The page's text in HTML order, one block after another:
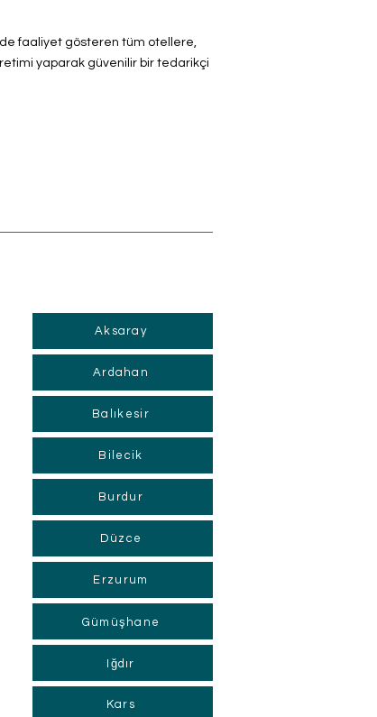
faaliyet gösteren tüm otellere,
yaparak güvenilir bir tedarikçi
Aksaray
Ardahan
Balıkesir
Bilecik
Burdur
Düzce
Erzurum
Gümüşhane
Iğdır
Kars